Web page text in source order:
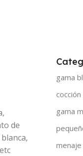
de
gama
cocción
gama
menaje